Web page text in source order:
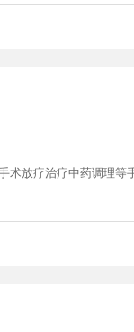
术放疗治疗中药调理等